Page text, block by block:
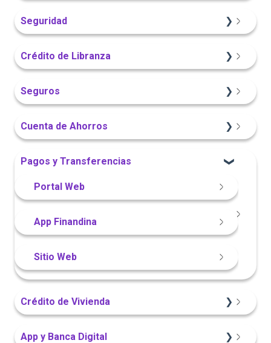
Seguridad
Crédito de Libranza
Seguros
Cuenta de Ahorros
App Finandina
Información General
Portal Web
Pagos y Transferencias
Portal Web
App Finandina
Sitio Web
Crédito de Vivienda
App y Banca Digital